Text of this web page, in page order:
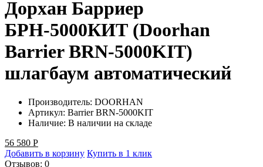
Дорхан Барриер
БРН-5000КИТ (Doorhan
Barrier BRN-5000KIT)
шлагбаум автоматический
Производитель: DOORHAN
Артикул: Barrier BRN-5000KIT
Наличие: В наличии на складе
56 580 Р
Добавить в корзину Купить в 1 клик
Отзывов: 0